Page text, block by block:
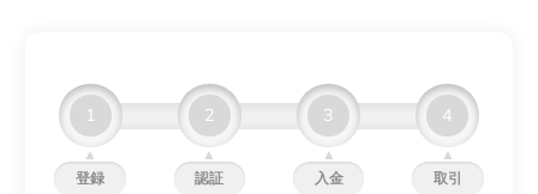
1
▲
登録
2
▲
認証
3
▲
入金
4
▲
取引